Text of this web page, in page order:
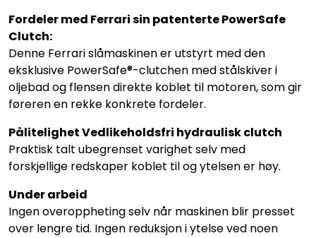
Fordeler med Ferrari sin patenterte PowerSafe
Clutch:
Denne Ferrari slåmaskinen er utstyrt med den
eksklusive PowerSafe®-clutchen med stålskiver i
oljebad og flensen direkte koblet til motoren, som gir
føreren en rekke konkrete fordeler.
Pålitelighet Vedlikeholdsfri hydraulisk clutch
Praktisk talt ubegrenset varighet selv med
forskjellige redskaper koblet til og ytelsen er høy.
Under arbeid
Ingen overoppheting selv når maskinen blir presset
over lengre tid. Ingen reduksjon i ytelse ved noen